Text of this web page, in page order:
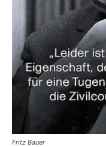
Fritz Bauer